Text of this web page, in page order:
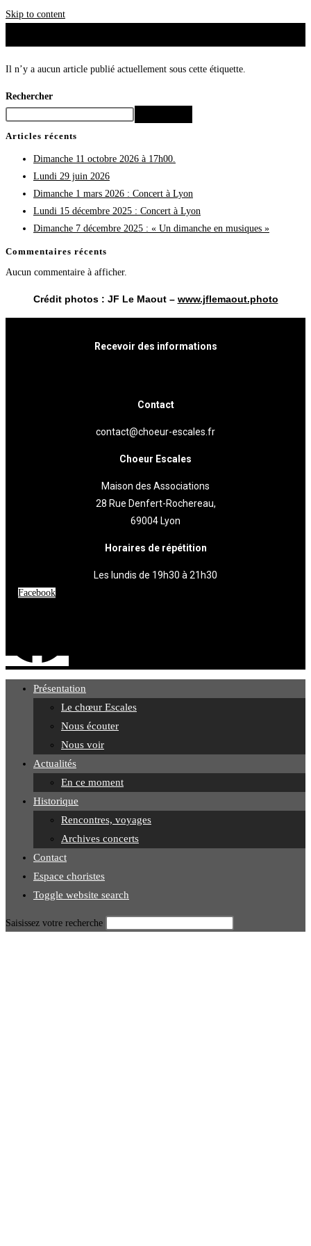
Skip to content
Il n’y a aucun article publié actuellement sous cette étiquette.
Rechercher
Articles récents
Dimanche 11 octobre 2026 à 17h00.
Lundi 29 juin 2026
Dimanche 1 mars 2026 : Concert à Lyon
Lundi 15 décembre 2025 : Concert à Lyon
Dimanche 7 décembre 2025 : « Un dimanche en musiques »
Commentaires récents
Aucun commentaire à afficher.
Crédit photos : JF Le Maout – www.jflemaout.photo
Recevoir des informations
Contact
contact@choeur-escales.fr
Choeur Escales
Maison des Associations
28 Rue Denfert-Rochereau,
69004 Lyon
Horaires de répétition
Les lundis de 19h30 à 21h30
Facebook
Présentation
Le chœur Escales
Nous écouter
Nous voir
Actualités
En ce moment
Historique
Rencontres, voyages
Archives concerts
Contact
Espace choristes
Toggle website search
Saisissez votre recherche